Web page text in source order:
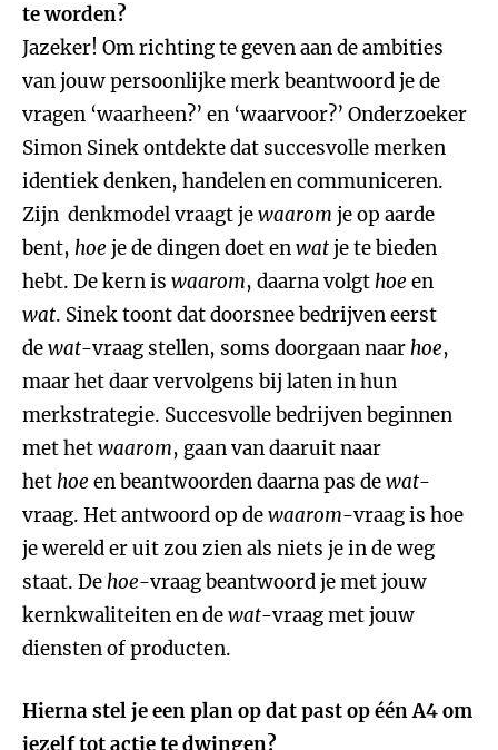
te worden?
Jazeker! Om richting te geven aan de ambities
van jouw persoonlijke merk beantwoord je de
vragen ‘waarheen?’ en ‘waarvoor?’ Onderzoeker
Simon Sinek ontdekte dat succesvolle merken
identiek denken, handelen en communiceren.
Zijn denkmodel vraagt jewaarom je op aarde
bent, hoe je de dingen doet enwatje te bieden
hebt. De kern is waarom, daarna volgthoe en
wat. Sinek toont dat doorsnee bedrijven eerst
dewat-vraag stellen, soms doorgaan naarhoe,
maar het daar vervolgens bij laten in hun
merkstrategie. Succesvolle bedrijven beginnen
met hetwaarom, gaan van daaruit naar
hethoe en beantwoorden daarna pas dewat-
vraag. Het antwoord op dewaarom-vraag is hoe
je wereld er uit zou zien als niets je in de weg
staat. Dehoe-vraag beantwoord je met jouw
kernkwaliteiten en dewat-vraag met jouw
diensten of producten.
Hierna stel je een plan op dat past op één A4 om
jezelf tot actie te dwingen?